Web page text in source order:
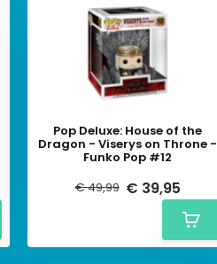
Pop Deluxe: House of the
Dragon - Viserys on Throne -
Funko Pop #12
€ 49,99 € 39,95